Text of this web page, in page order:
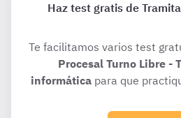
Haz test gratis de
Te facilitamos varios test
Procesal Turno Libre -
informática para que